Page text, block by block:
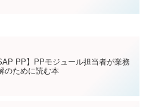
PP】PPモジュール担当者が業務
のために読む本